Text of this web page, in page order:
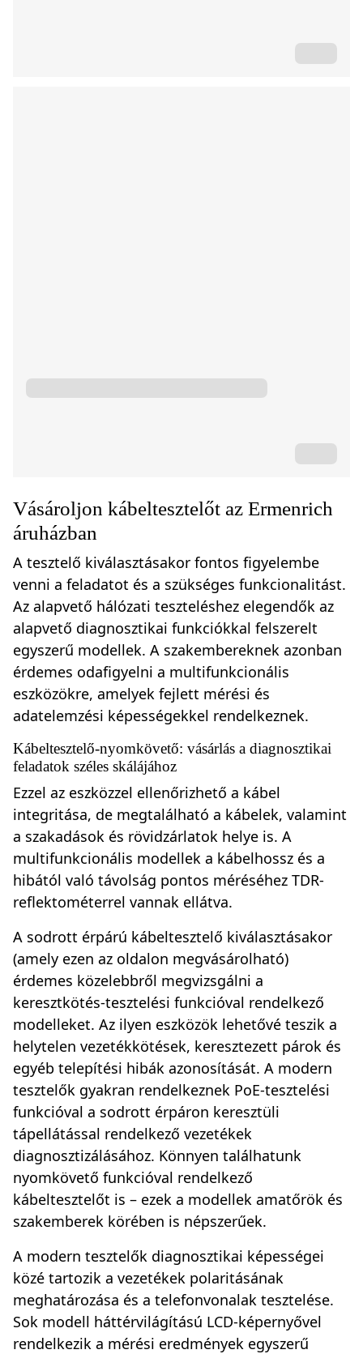
Vásároljon kábeltesztelőt az Ermenrich
áruházban
A tesztelő kiválasztásakor fontos figyelembe
venni a feladatot és a szükséges funkcionalitást.
Az alapvető hálózati teszteléshez elegendők az
alapvető diagnosztikai funkciókkal felszerelt
egyszerű modellek. A szakembereknek azonban
érdemes odafigyelni a multifunkcionális
eszközökre, amelyek fejlett mérési és
adatelemzési képességekkel rendelkeznek.
Kábeltesztelő-nyomkövető: vásárlás a diagnosztikai
feladatok széles skálájához
Ezzel az eszközzel ellenőrizhető a kábel
integritása, de megtalálható a kábelek, valamint
a szakadások és rövidzárlatok helye is. A
multifunkcionális modellek a kábelhossz és a
hibától való távolság pontos méréséhez TDR-
reflektométerrel vannak ellátva.
A sodrott érpárú kábeltesztelő kiválasztásakor
(amely ezen az oldalon megvásárolható)
érdemes közelebbről megvizsgálni a
keresztkötés-tesztelési funkcióval rendelkező
modelleket. Az ilyen eszközök lehetővé teszik a
helytelen vezetékkötések, keresztezett párok és
egyéb telepítési hibák azonosítását. A modern
tesztelők gyakran rendelkeznek PoE-tesztelési
funkcióval a sodrott érpáron keresztüli
tápellátással rendelkező vezetékek
diagnosztizálásához. Könnyen találhatunk
nyomkövető funkcióval rendelkező
kábeltesztelőt is – ezek a modellek amatőrök és
szakemberek körében is népszerűek.
A modern tesztelők diagnosztikai képességei
közé tartozik a vezetékek polaritásának
meghatározása és a telefonvonalak tesztelése.
Sok modell háttérvilágítású LCD-képernyővel
rendelkezik a mérési eredmények egyszerű